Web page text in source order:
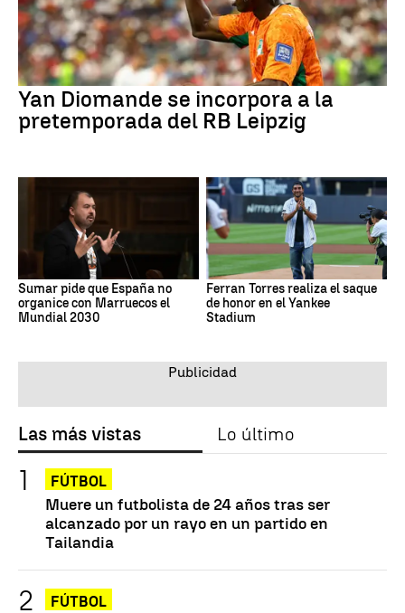
Yan Diomande se incorpora a la
pretemporada del RB Leipzig
Sumar pide que España no
organice con Marruecos el
Mundial 2030
Ferran Torres realiza el saque
de honor en el Yankee
Stadium
Las más vistas Lo último
FÚTBOL
Muere un futbolista de 24 años tras ser
alcanzado por un rayo en un partido en
Tailandia
FÚTBOL